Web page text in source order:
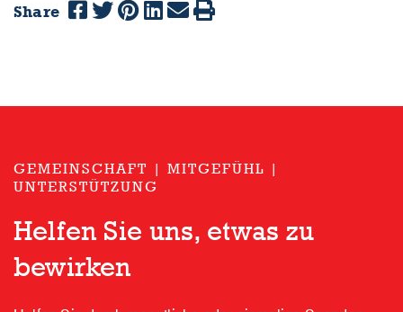
Share
GEMEINSCHAFT | MITGEFÜHL |
UNTERSTÜTZUNG
Helfen Sie uns, etwas zu
bewirken